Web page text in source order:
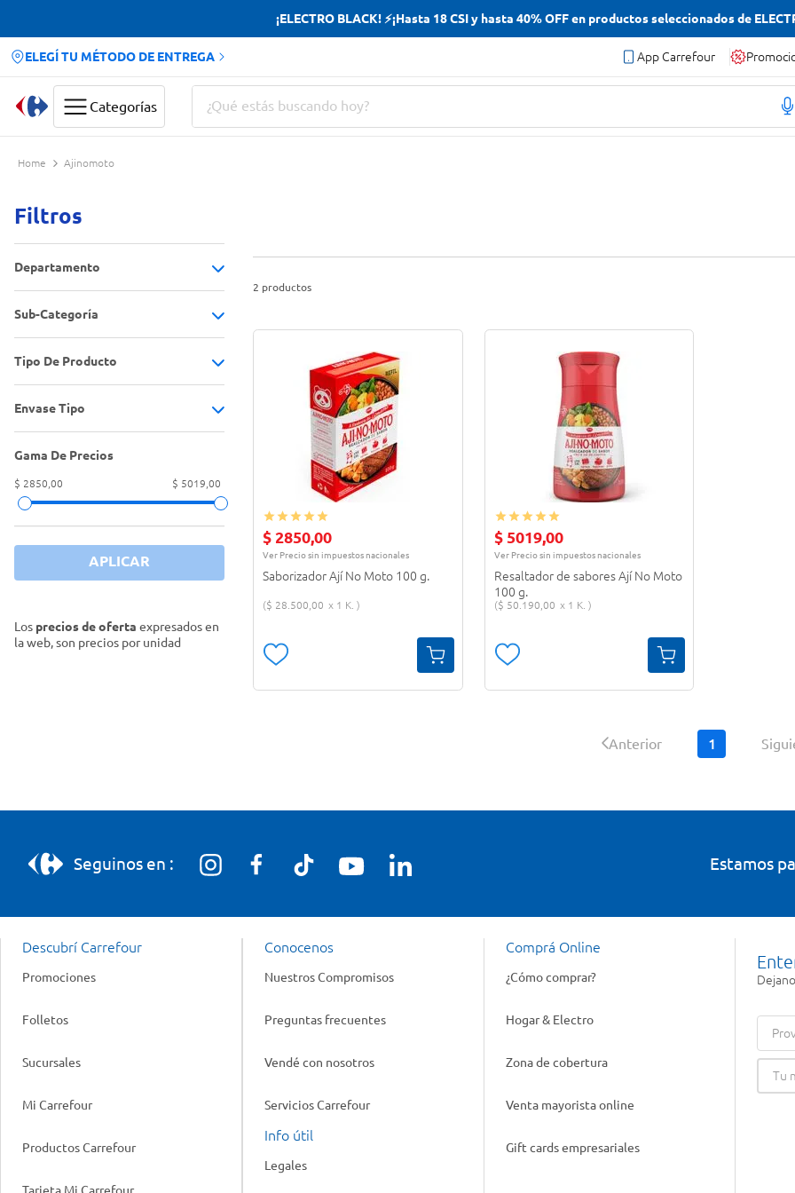
¡ELECTRO BLACK! ⚡¡Hasta 18 CSI y hasta 40% OFF en productos seleccionados de
ELEGÍ TU MÉTODO DE ENTREGA App Carrefour
Categorías
¿Qué estás buscando hoy?
Ajinomoto
Filtros
Departamento
Almacén(2
Sub-Categoría
Saborizadores
Tipo De Producto
Saborizador en polvo
Envase Tipo
FRASCO(1)
ESTUCHE
Gama De Precios
$ 2850,00 $ 5019,00
APLICAR
Los precios de oferta expresados en
la web, son precios por unidad
2 productos
$ 2850,00
Ver Precio sin impuestos nacionales
Saborizador Ají No Moto 100 g.
$ 28.500,00 1 K.
$ 5019,00
Ver Precio sin impuestos nacionales
Resaltador de sabores Ají No Moto
100 g.
$ 50.190,00 1 K.
Anterior 1
Seguinos en : Estamos
Descubrí Carrefour
Promociones
Folletos
Sucursales
Mi Carrefour
Productos Carrefour
Conocenos
Nuestros Compromisos
Preguntas frecuentes
Vendé con nosotros
Servicios Carrefour
Info útil
Legales
Comprá Online
¿Cómo comprar?
Hogar & Electro
Zona de cobertura
Venta mayorista online
Gift cards empresariales
Términos más buscados
Cerveza